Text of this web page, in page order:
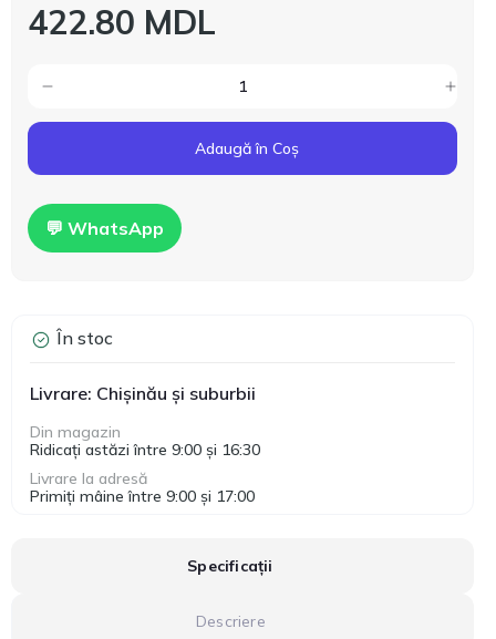
422.80 MDL
Adaugă în Coș
💬 WhatsApp
În stoc
Livrare: Chișinău și suburbii
Din magazin
Ridicați astăzi între 9:00 și 16:30
Livrare la adresă
Primiți mâine între 9:00 și 17:00
Specificații
Descriere